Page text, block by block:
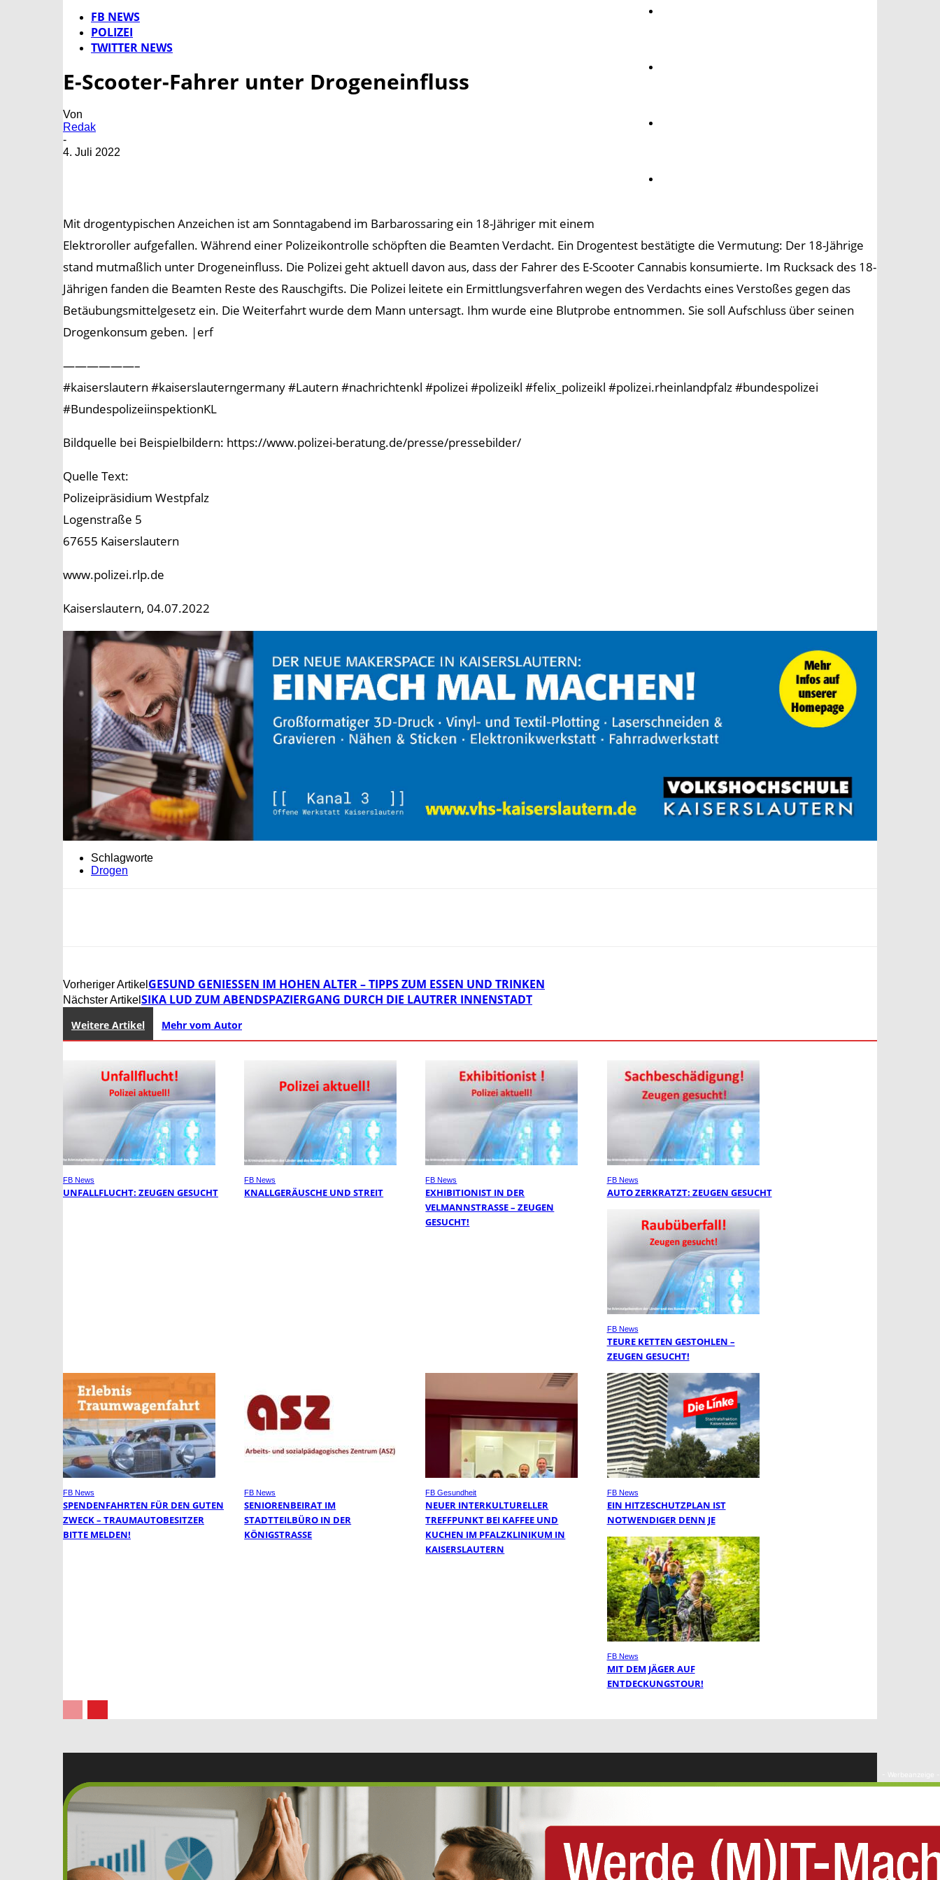
FB NEWS
POLIZEI
TWITTER NEWS
E-Scooter-Fahrer unter Drogeneinfluss
Von
Redak
-
4. Juli 2022
Mit drogentypischen Anzeichen ist am Sonntagabend im Barbarossaring ein 18-Jähriger mit einem
Elektroroller aufgefallen. Während einer Polizeikontrolle schöpften die Beamten Verdacht. Ein Drogentest bestätigte die Vermutung: Der 18-Jährige
stand mutmaßlich unter Drogeneinfluss. Die Polizei geht aktuell davon aus, dass der Fahrer des E-Scooter Cannabis konsumierte. Im Rucksack des 18-
Jährigen fanden die Beamten Reste des Rauschgifts. Die Polizei leitete ein Ermittlungsverfahren wegen des Verdachts eines Verstoßes gegen das
Betäubungsmittelgesetz ein. Die Weiterfahrt wurde dem Mann untersagt. Ihm wurde eine Blutprobe entnommen. Sie soll Aufschluss über seinen
Drogenkonsum geben. |erf
——————–
#kaiserslautern #kaiserslauterngermany #Lautern #nachrichtenkl #polizei #polizeikl #felix_polizeikl #polizei.rheinlandpfalz #bundespolizei
#BundespolizeiinspektionKL
Bildquelle bei Beispielbildern: https://www.polizei-beratung.de/presse/pressebilder/
Quelle Text:
Polizeipräsidium Westpfalz
Logenstraße 5
67655 Kaiserslautern
www.polizei.rlp.de
Kaiserslautern, 04.07.2022
Schlagworte
Drogen
Vorheriger Artikel GESUND GENIESSEN IM HOHEN ALTER – TIPPS ZUM ESSEN UND TRINKEN
Nächster Artikel SIKA LUD ZUM ABENDSPAZIERGANG DURCH DIE LAUTRER INNENSTADT
Weitere Artikel Mehr vom Autor
FB News
UNFALLFLUCHT: ZEUGEN GESUCHT
FB News
KNALLGERÄUSCHE UND STREIT
FB News
EXHIBITIONIST IN DER
VELMANNSTRASSE – ZEUGEN G
ESUCHT!
FB News
AUTO ZERKRATZT: ZEUGEN GESUCHT
FB News
TEURE KETTEN GESTOHLEN –
ZEUGEN GESUCHT!
FB News
SPENDENFAHRTEN FÜR DEN GUTEN
ZWECK – TRAUMAUTOBESITZER
BITTE MELDEN!
FB News
SENIORENBEIRAT IM
STADTTEILBÜRO IN DER
KÖNIGSTRASSE
FB Gesundheit
NEUER INTERKULTURELLER
TREFFPUNKT BEI KAFFEE UND
KUCHEN IM PFALZKLINIKUM IN
KAISERSLAUTERN
FB News
EIN HITZESCHUTZPLAN IST
NOTWENDIGER DENN JE
FB News
MIT DEM JÄGER AUF
ENTDECKUNGSTOUR!
- Werbeanzeige -